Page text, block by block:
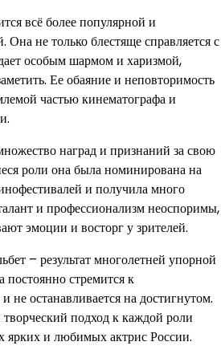
всё более популярной и
Она не только блестяще справляется с
особым шармом и харизмой,
Ее обаяние и неповторимость
частью кинематографа и
наград и признаний за свою
роли она была номинирована на
и получила много
и профессионализм неоспоримы,
эмоции и восторг у зрителей.
– результат многолетней упорной
стремится к
не останавливается на достигнутом.
подход к каждой роли
ярких и любимых актрис России.